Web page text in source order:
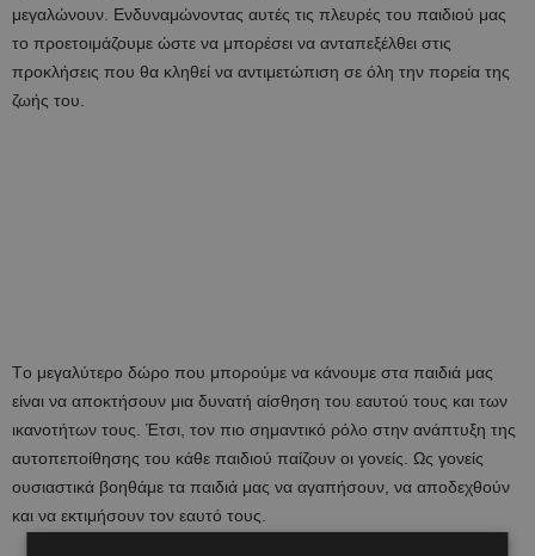
μεγαλώνουν. Ενδυναμώνοντας αυτές τις πλευρές του παιδιού μας
το προετοιμάζουμε ώστε να μπορέσει να ανταπεξέλθει στις
προκλήσεις που θα κληθεί να αντιμετώπιση σε όλη την πορεία της
ζωής του.
Τo μεγαλύτερο δώρο που μπορούμε να κάνουμε στα παιδιά μας
είναι να αποκτήσουν μια δυνατή αίσθηση του εαυτού τους και των
ικανοτήτων τους. Έτσι, τον πιο σημαντικό ρόλο στην ανάπτυξη της
αυτοπεποίθησης του κάθε παιδιού παίζουν οι γονείς. Ως γονείς
ουσιαστικά βοηθάμε τα παιδιά μας να αγαπήσουν, να αποδεχθούν
και να εκτιμήσουν τον εαυτό τους.